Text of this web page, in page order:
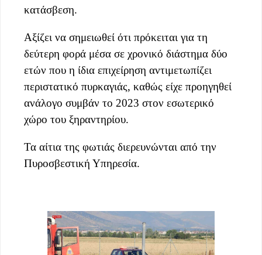
κατάσβεση.
Αξίζει να σημειωθεί ότι πρόκειται για τη
δεύτερη φορά μέσα σε χρονικό διάστημα δύο
ετών που η ίδια επιχείρηση αντιμετωπίζει
περιστατικό πυρκαγιάς, καθώς είχε προηγηθεί
ανάλογο συμβάν το 2023 στον εσωτερικό
χώρο του ξηραντηρίου.
Τα αίτια της φωτιάς διερευνώνται από την
Πυροσβεστική Υπηρεσία.